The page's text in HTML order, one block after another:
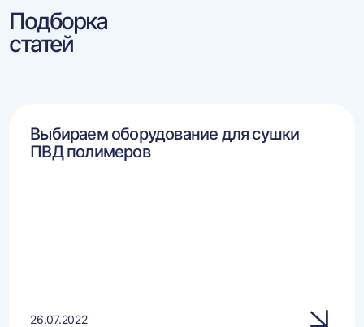
Подборка
статей
Выбираем оборудование для сушки
ПВД полимеров
26.07.2022